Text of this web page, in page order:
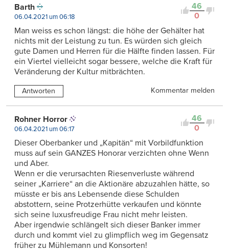
46
0
Barth
06.04.2021 um 06:18
Man weiss es schon längst: die höhe der Gehälter hat
nichts mit der Leistung zu tun. Es würden sich gleich
gute Damen und Herren für die Hälfte finden lassen. Für
ein Viertel vielleicht sogar bessere, welche die Kraft für
Veränderung der Kultur mitbrächten.
Antworten Kommentar melden
46
0
Rohner Horror
06.04.2021 um 06:17
Dieser Oberbanker und „Kapitän“ mit Vorbildfunktion
muss auf sein GANZES Honorar verzichten ohne Wenn
und Aber.
Wenn er die verursachten Riesenverluste während
seiner „Karriere“ an die Aktionäre abzuzahlen hätte, so
müsste er bis ans Lebensende diese Schulden
abstottern, seine Protzerhütte verkaufen und könnte
sich seine luxusfreudige Frau nicht mehr leisten.
Aber irgendwie schlängelt sich dieser Banker immer
durch und kommt viel zu glimpflich weg im Gegensatz
früher zu Mühlemann und Konsorten!